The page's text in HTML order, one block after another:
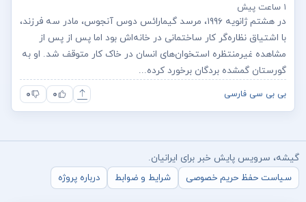
۱ ساعت پیش
در هشتم ژانویه ۱۹۹۶، مرسد گیمارائس دوس آنجوس، مادر سه فرزند،
با اشتیاق نظاره‌گر کار ساختمانی در خانه‌اش بود اما پس از پس از
مشاهده غیر‌منتظره استخوان‌های انسان در خاک کار متوقف شد. او به
گورستان گمشده‌ بردگان برخورد کرده...
بی بی سی فارسی ۰ ۰
گیشه، سرویس پایش خبر برای ایرانیان.
سیاست حفظ حریم خصوصی
شرایط و ضوابط درباره پروژه